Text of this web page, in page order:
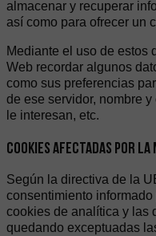
almacenar y recuperar
así como para ofrecer un
Mediante el uso de estos
Web recordar algunos
como sus preferencias
de ese servidor, nombre
le interesan, etc.
COOKIES AFECTADAS POR
Según la directiva de la
consentimiento
cookies de analítica y las
quedando exceptuadas